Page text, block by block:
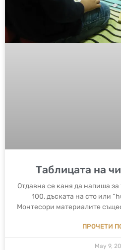
Таблицата на
Отдавна се каня да напиша
100, дъската на сто или
Монтесори материалите
ПРОЧЕТИ
May 9,